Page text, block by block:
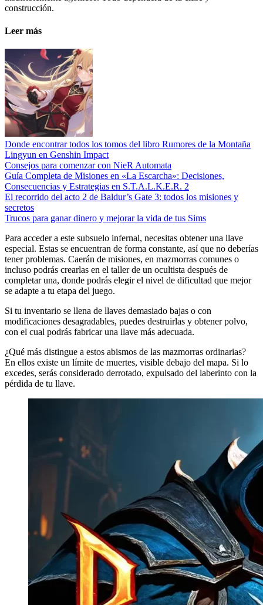
construcción.
Leer más
Donde encontrar todos los tomos del libro Rumores de la Montaña
Lingyun en Genshin Impact
Consejos para comenzar con NieR Automata
Guía Completa de Misiones en «La Escarcha»: Decisiones,
Consecuencias y Estrategias en S.T.A.L.K.E.R. 2
El recorrido del acto 2 de Baldur’s Gate 3: todos los misiones y
secretos
Trucos para ganar dinero y mejorar la vida de tus Sims
Para acceder a este subsuelo infernal, necesitas obtener una llave
especial. Estas se encuentran de forma constante, así que no deberías
tener problemas. Caerán de misiones, en mazmorras comunes o
incluso podrás crearlas en el taller de un ocultista después de
completar una, donde podrás elegir el nivel de dificultad que mejor
se adapte a tu etapa del juego.
Si tu inventario se llena de llaves demasiado bajas o con
modificaciones desagradables, puedes destruirlas y obtener polvo,
con el cual podrás fabricar una llave más adecuada.
¿Qué más distingue a estos abismos de las mazmorras ordinarias?
En ellos existe un límite de muertes, visible debajo del mapa. Si lo
excedes, serás considerado derrotado, expulsado del laberinto con la
pérdida de tu llave.